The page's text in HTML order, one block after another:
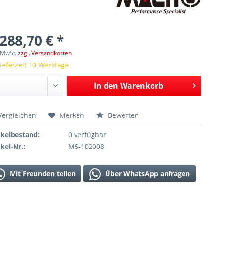
€ *
zzgl. Versandkosten
10 Werktage
In den Warenkorb
Merken Bewerten
0 verfügbar
Nr.:
M5-102008
Mit Freunden teilen Über WhatsApp anfragen